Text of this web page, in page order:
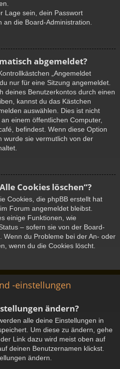
Lage sein, dein Passwort
die Board-Administration.
abgemeldet?
„Angemeldet
nur für eine Sitzung angemeldet.
deines Benutzerkontos durch einen
kannst du das Kästchen
auswählen. Dies ist nicht
einem öffentlichen Computer,
befindest. Wenn diese Option
wurde sie vermutlich von der
Cookies löschen“?
Cookies, die phpBB erstellt hat
Forum angemeldet bleibst.
einige Funktionen, wie
– sofern sie von der Board-
Wenn du Probleme bei der An- oder
wenn du die Cookies löscht.
-einstellungen
ändern?
alle deine Einstellungen in
Um diese zu ändern, gehe
Link dazu wird meist oben auf
deinen Benutzernamen klickst.
ändern.